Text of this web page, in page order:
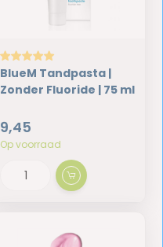
BlueM Tandpasta |
Zonder Fluoride | 75 ml
9,45
Op voorraad